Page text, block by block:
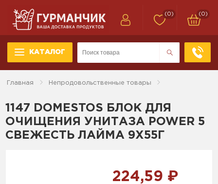
КАТАЛОГ
(0) (0)
Главная Непродовольственные товары
1147 DOMESTOS БЛОК ДЛЯ
ОЧИЩЕНИЯ УНИТАЗА POWER 5
СВЕЖЕСТЬ ЛАЙМА 9X55Г
224,59 ₽